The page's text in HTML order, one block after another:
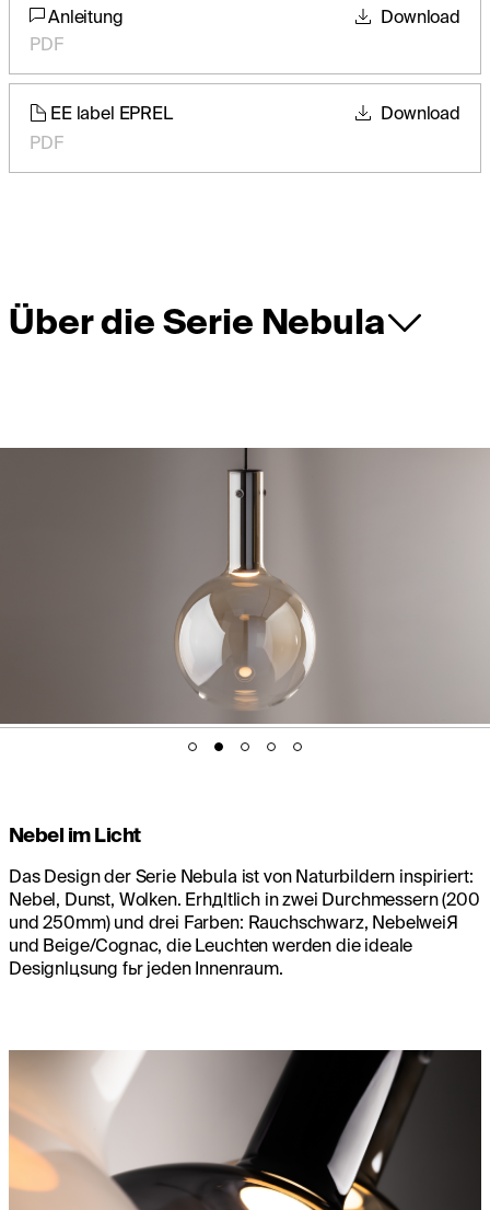
Anleitung
PDF
Download
EE label EPREL
PDF
Download
Über die Serie Nebula
Nebel im Licht
Das Design der Serie Nebula ist von Naturbildern inspiriert:
Nebel, Dunst, Wolken. Erhдltlich in zwei Durchmessern (200
und 250mm) und drei Farben: Rauchschwarz, NebelweiЯ
und Beige/Cognac, die Leuchten werden die ideale
Designlцsung fьr jeden Innenraum.